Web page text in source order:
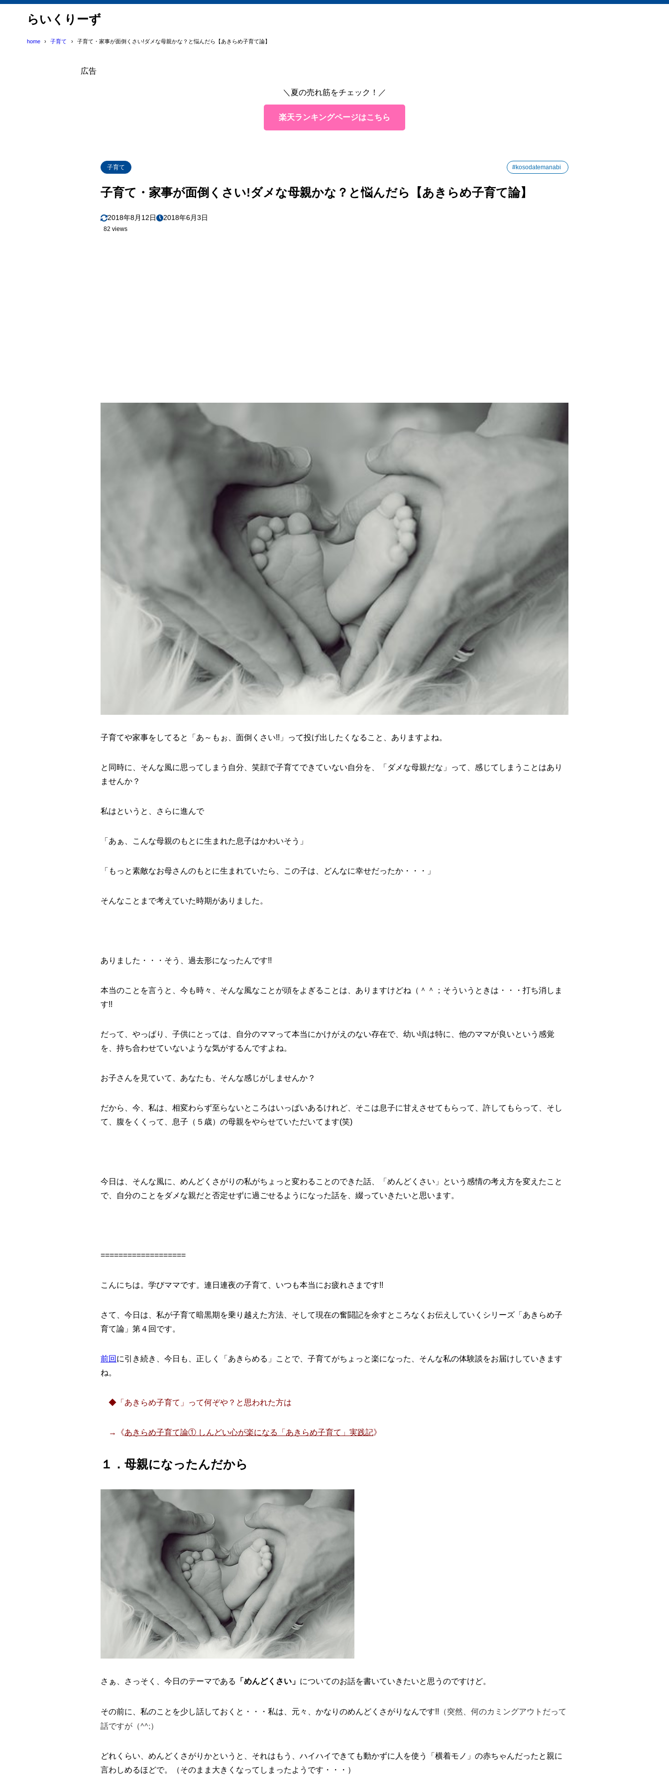
らいくりーず
home 子育て 子育て・家事が面倒くさい!ダメな母親かな？と悩んだら【あきらめ子育て論】
広告
＼夏の売れ筋をチェック！／
楽天ランキングページはこちら
子育て #kosodatemanabi
子育て・家事が面倒くさい!ダメな母親かな？と悩んだら【あきらめ子育て論】
2018年8月12日 2018年6月3日
82 views
子育てや家事をしてると「あ～もぉ、面倒くさい!!」って投げ出したくなること、ありますよね。
と同時に、そんな風に思ってしまう自分、笑顔で子育てできていない自分を、「ダメな母親だな」って、感じてしまうことはあり
ませんか？
私はというと、さらに進んで
「あぁ、こんな母親のもとに生まれた息子はかわいそう」
「もっと素敵なお母さんのもとに生まれていたら、この子は、どんなに幸せだったか・・・」
そんなことまで考えていた時期がありました。
ありました・・・そう、過去形になったんです!!
本当のことを言うと、今も時々、そんな風なことが頭をよぎることは、ありますけどね（＾＾；そういうときは・・・打ち消しま
す!!
だって、やっぱり、子供にとっては、自分のママって本当にかけがえのない存在で、幼い頃は特に、他のママが良いという感覚
を、持ち合わせていないような気がするんですよね。
お子さんを見ていて、あなたも、そんな感じがしませんか？
だから、今、私は、相変わらず至らないところはいっぱいあるけれど、そこは息子に甘えさせてもらって、許してもらって、そし
て、腹をくくって、息子（５歳）の母親をやらせていただいてます(笑)
今日は、そんな風に、めんどくさがりの私がちょっと変わることのできた話、「めんどくさい」という感情の考え方を変えたこと
で、自分のことをダメな親だと否定せずに過ごせるようになった話を、綴っていきたいと思います。
===================
こんにちは。学びママです。連日連夜の子育て、いつも本当にお疲れさまです!!
さて、今日は、私が子育て暗黒期を乗り越えた方法、そして現在の奮闘記を余すところなくお伝えしていくシリーズ「あきらめ子
育て論」第４回です。
前回 に引き続き、今日も、正しく「あきらめる」ことで、子育てがちょっと楽になった、そんな私の体験談をお届けしていきます
ね。
◆「あきらめ子育て」って何ぞや？と思われた方は
→《あきらめ子育て論① しんどい心が楽になる「あきらめ子育て」実践記》
１．母親になったんだから
さぁ、さっそく、今日のテーマである 「めんどくさい」 についてのお話を書いていきたいと思うのですけど。
その前に、私のことを少し話しておくと・・・私は、元々、かなりのめんどくさがりなんです!!
（突然、何のカミングアウトだって
話ですが（^^;）
どれくらい、めんどくさがりかというと、それはもう、ハイハイできても動かずに人を使う「横着モノ」の赤ちゃんだったと親に
言わしめるほどで。（そのまま大きくなってしまったようです・・・）